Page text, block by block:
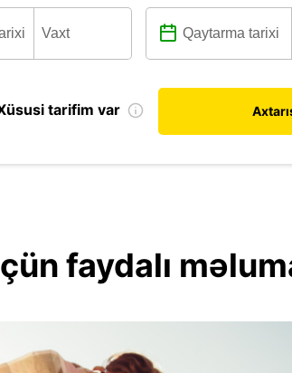
tarifim var
faydalı